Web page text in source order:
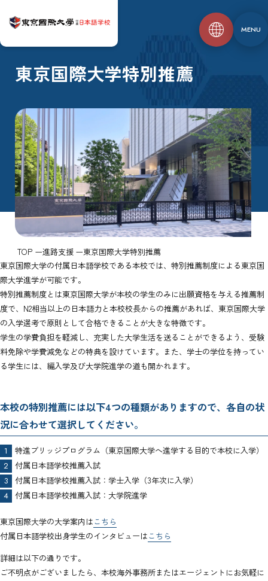
MENU
東京国際大学特別推薦
TOP 進路支援
東京国際大学特別推薦
東京国際大学の付属日本語学校である本校では、特別推薦制度による東京国
際大学進学が可能です。
特別推薦制度とは東京国際大学が本校の学生のみに出願資格を与える推薦制
度で、N2相当以上の日本語力と本校校長からの推薦があれば、東京国際大学
の入学選考で原則として合格できることが大きな特徴です。
学生の学費負担を軽減し、充実した大学生活を送ることができるよう、受験
料免除や学費減免などの特典を設けています。また、学士の学位を持ってい
る学生には、編入学及び大学院進学の道も開かれます。
本校の特別推薦には以下4つの種類がありますので、各自の状
況に合わせて選択してください。
特進ブリッジプログラム（東京国際大学へ進学する目的で本校に入学）
付属日本語学校推薦入試
付属日本語学校推薦入試：学士入学（3年次に入学）
付属日本語学校推薦入試：大学院進学
東京国際大学の大学案内はこちら
付属日本語学校出身学生のインタビューはこちら
詳細は以下の通りです。
ご不明点がございましたら、本校海外事務所またはエージェントにお気軽に